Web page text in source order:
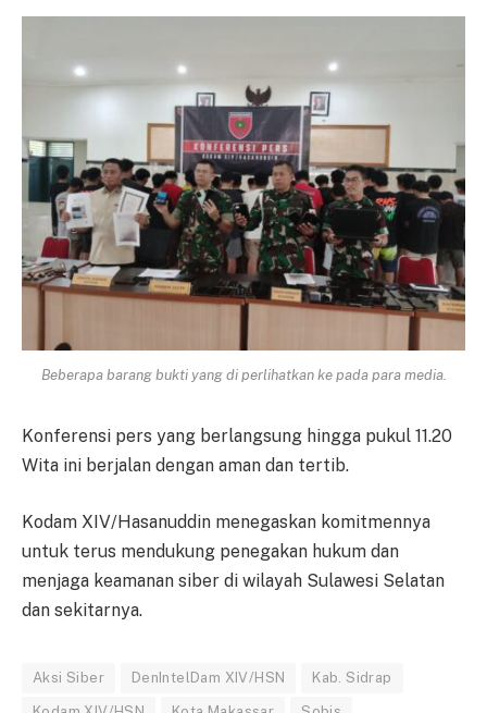
Beberapa barang bukti yang di perlihatkan ke pada para media.
Konferensi pers yang berlangsung hingga pukul 11.20
Wita ini berjalan dengan aman dan tertib.
Kodam XIV/Hasanuddin menegaskan komitmennya
untuk terus mendukung penegakan hukum dan
menjaga keamanan siber di wilayah Sulawesi Selatan
dan sekitarnya.
Aksi Siber DenIntelDam XIV/HSN Kab. Sidrap